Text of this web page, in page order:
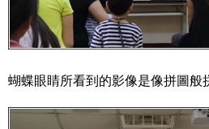
蝴蝶眼睛所看到的影像是像拼圖般